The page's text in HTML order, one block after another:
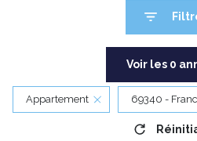
Voir les 0
Appartement 69340 -